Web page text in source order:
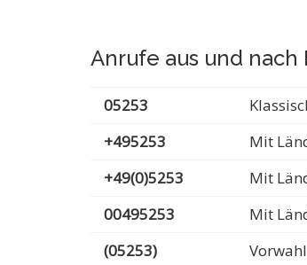
Anrufe aus und nach
05253
+495253
Mit
+49(0)5253
Mit
00495253
Mit
(05253)